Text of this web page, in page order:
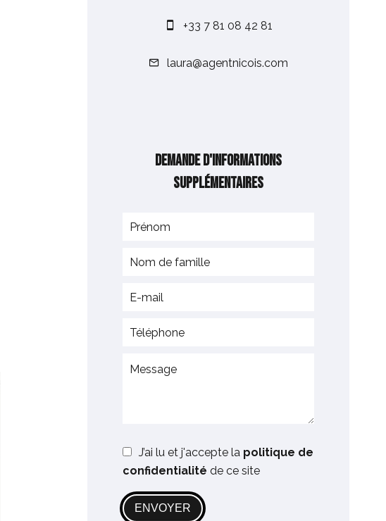
+33 7 81 08 42 81
laura@agentnicois.com
Demande d'informations
supplémentaires
J’ai lu et j'accepte la politique de
confidentialité de ce site
ENVOYER